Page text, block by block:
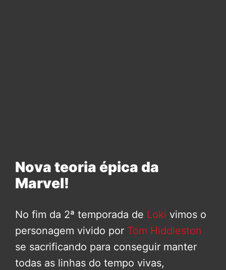
Nova teoria épica da
Marvel!
No fim da 2ª temporada de Loki vimos o
personagem vivido por Tom Hiddleston
se sacrificando para conseguir manter
todas as linhas do tempo vivas,